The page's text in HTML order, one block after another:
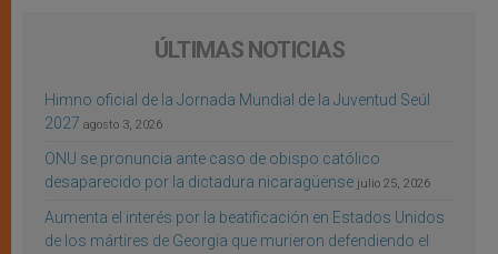
ÚLTIMAS NOTICIAS
Himno oficial de la Jornada Mundial de la Juventud Seúl
2027 agosto 3, 2026
ONU se pronuncia ante caso de obispo católico
desaparecido por la dictadura nicaragüense julio 25, 2026
Aumenta el interés por la beatificación en Estados Unidos
de los mártires de Georgia que murieron defendiendo el